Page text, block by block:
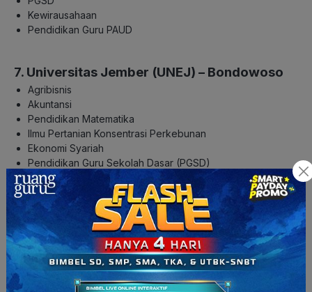
Kewirausahaan
Pendidikan Guru PAUD
7. Universitas Jember (UNEJ) – Bondowoso
Agribisnis
Akuntansi
Pendidikan Matematika
Ilmu Pertanian Konsentrasi Perkebunan
Ekonomi Syariah
Pendidikan Guru Sekolah Dasar (PGSD)
8. Institut Teknologi Bandung (ITB) – Cirebon
Kriya
Teknik Industri
Perencanaan Wilayah dan Kota
Teknik Geofisika